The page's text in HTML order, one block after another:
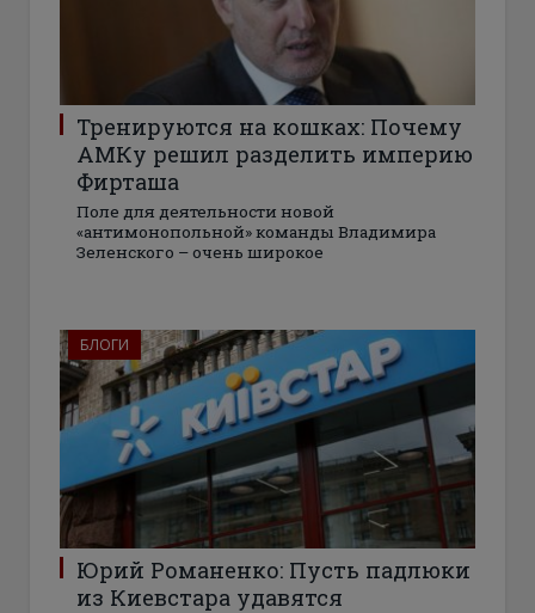
Тренируются на кошках: Почему
АМКу решил разделить империю
Фирташа
Поле для деятельности новой
«антимонопольной» команды Владимира
Зеленского – очень широкое
БЛОГИ
Юрий Романенко: Пусть падлюки
из Киевстара удавятся